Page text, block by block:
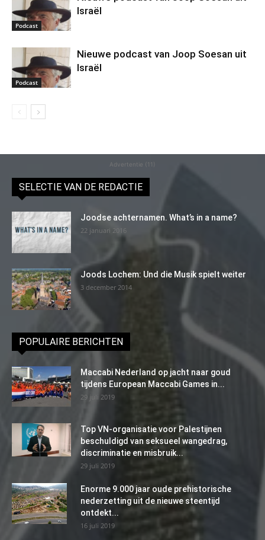
Podcast
Israël
Podcast
Nieuwe podcast van Joop Soesan uit
Israël
Advertentie (11)
SELECTIE VAN DE REDACTIE
Joodse achternamen. What’s in a name?
22 januari 2016
Joods Lochem: Und die Musik spielt weiter
3 december 2014
POPULAIRE BERICHTEN
Maccabi Nederland op jacht naar goud
tijdens European Maccabi Games in...
29 juli 2019
Top VN-organisatie voor Palestijnen
beschuldigd van seksueel wangedrag,
discriminatie en misbruik...
29 juli 2019
Enorme 9.000 jaar oude prehistorische
nederzetting uit de nieuwe steentijd
ontdekt...
16 juli 2019